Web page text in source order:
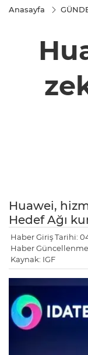
Anasayfa
Huawei,
Hedef Ağı
Haber Giriş Tarihi:
Haber
Kaynak: IGF